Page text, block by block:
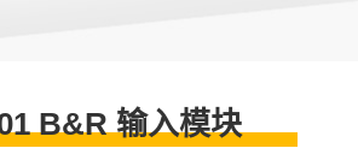
B&R 输入模块